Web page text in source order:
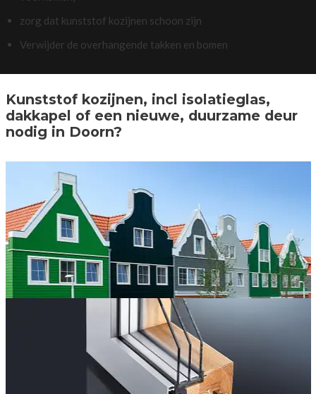
zorg dat kunststof kozijnen schoon zijn
Verwijder de overhangende takken en bomen
Kunststof kozijnen, incl isolatieglas,
dakkapel of een nieuwe, duurzame deur
nodig in Doorn?